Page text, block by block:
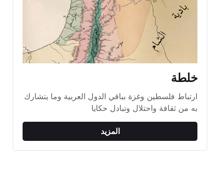
خلطة
به من ثقافة واحتلال وتبادل حكايا
المزيد